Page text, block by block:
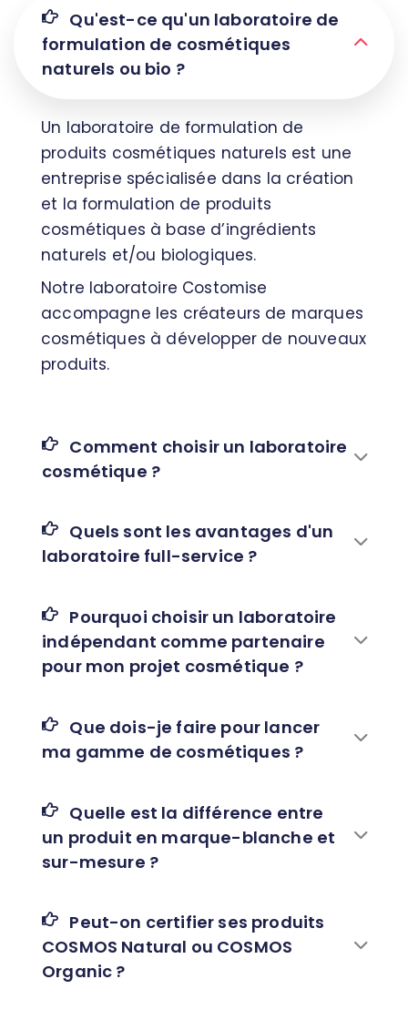
Qu'est-ce qu'un laboratoire de
formulation de cosmétiques
naturels ou bio ?
Un laboratoire de formulation de
produits cosmétiques naturels est une
entreprise spécialisée dans la création
et la formulation de produits
cosmétiques à base d’ingrédients
naturels et/ou biologiques.
Notre laboratoire Costomise
accompagne les créateurs de marques
cosmétiques à développer de nouveaux
produits.
Comment choisir un laboratoire
cosmétique ?
Quels sont les avantages d'un
laboratoire full-service ?
Pourquoi choisir un laboratoire
indépendant comme partenaire
pour mon projet cosmétique ?
Que dois-je faire pour lancer
ma gamme de cosmétiques ?
Quelle est la différence entre
un produit en marque-blanche et
sur-mesure ?
Peut-on certifier ses produits
COSMOS Natural ou COSMOS
Organic ?